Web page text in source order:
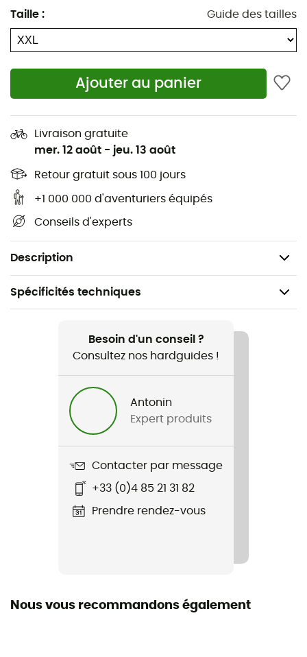
Taille : Guide des tailles
Ajouter au panier
Livraison gratuite
mer. 12 août - jeu. 13 août
Retour gratuit sous 100 jours
+1 000 000 d'aventuriers équipés
Conseils d'experts
Description
Poches pour les mains avec fermeture éclair YKK®
Manches raglan pour la liberté de mouvement
Logo imprimé HH®
Ourlet élastique
Capuche élastique
Poignets élastiques
Coudes articulés pour une liberté de mouvement
produit bluesign®
Poids : 600g.
Spécificités techniques
Randonnée / Escalade / Ski de randonnée / Trekking /
Alpinisme / Ski / Ski alpinisme
Nom du produit
Verglas Hooded Insulator
Déperlant
Besoin d'un conseil ?
Consultez nos hardguides !
Antonin
Expert produits
Contacter par message
+33 (0)4 85 21 31 82
Prendre rendez-vous
Nous vous recommandons également